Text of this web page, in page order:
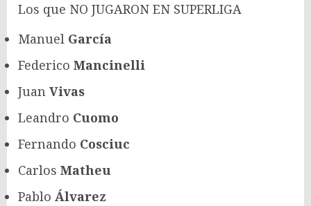
Los que NO JUGARON EN SUPERLIGA
Manuel García
Federico Mancinelli
Juan Vivas
Leandro Cuomo
Fernando Cosciuc
Carlos Matheu
Pablo Álvarez